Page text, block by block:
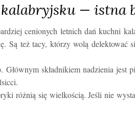
— istna
cenionych letnich dań kuchni
Są też tacy, którzy wolą delektować
składnikiem nadzienia jest
różnią się wielkością. Jeśli nie